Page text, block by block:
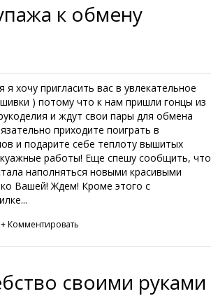
к обмену
хочу пригласить вас в увлекательное
) потому что к нам пришли гонцы из
и ждут свои пары для обмена
приходите поиграть в
и подарите себе теплоту вышитых
работы! Еще спешу сообщить, что
наполняться новыми красивыми
Вашей! Ждем! Кроме этого с
+ Комментировать
своими руками